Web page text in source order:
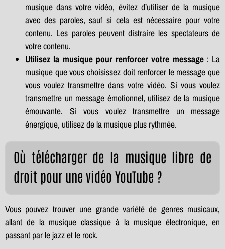
musique dans votre vidéo, évitez d’utiliser de la musique
avec des paroles, sauf si cela est nécessaire pour votre
contenu. Les paroles peuvent distraire les spectateurs de
votre contenu.
Utilisez la musique pour renforcer votre message: La
musique que vous choisissez doit renforcer le message que
vous voulez transmettre dans votre vidéo. Si vous voulez
transmettre un message émotionnel, utilisez de la musique
émouvante. Si vous voulez transmettre un message
énergique, utilisez de la musique plus rythmée.
Où télécharger de la musique libre de
droit pour une vidéo YouTube ?
Vous pouvez trouver une grande variété de genres musicaux,
allant de la musique classique à la musique électronique, en
passant par le jazz et le rock.